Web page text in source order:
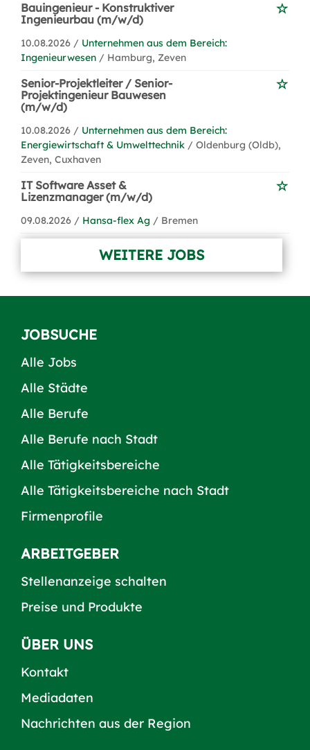
Bauingenieur - Konstruktiver
Ingenieurbau (m/w/d)
10.08.2026 / Unternehmen aus dem Bereich:
Ingenieurwesen / Hamburg, Zeven
Senior-Projektleiter / Senior-
Projektingenieur Bauwesen
(m/w/d)
10.08.2026 / Unternehmen aus dem Bereich:
Energiewirtschaft & Umwelttechnik / Oldenburg (Oldb),
Zeven, Cuxhaven
IT Software Asset &
Lizenzmanager (m/w/d)
09.08.2026 / Hansa-flex Ag / Bremen
WEITERE JOBS
JOBSUCHE
Alle Jobs
Alle Städte
Alle Berufe
Alle Berufe nach Stadt
Alle Tätigkeitsbereiche
Alle Tätigkeitsbereiche nach Stadt
Firmenprofile
ARBEITGEBER
Stellenanzeige schalten
Preise und Produkte
ÜBER UNS
Kontakt
Mediadaten
Nachrichten aus der Region